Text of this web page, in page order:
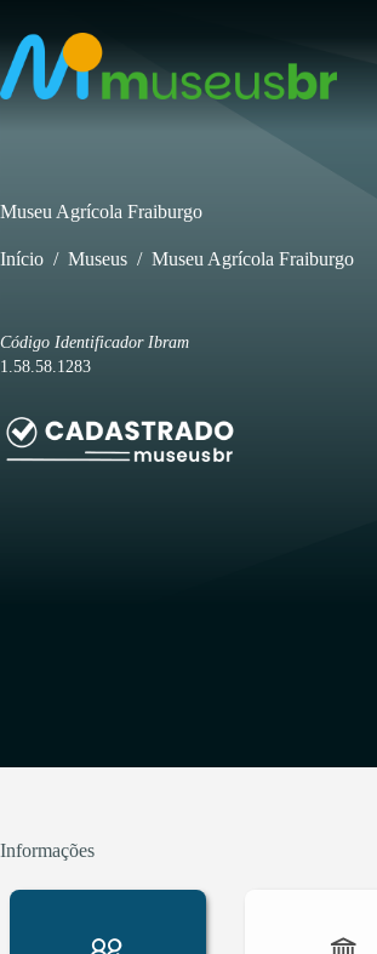
para
conteúdo
Museu Agrícola Fraiburgo
Início / Museus / Museu Agrícola Fraiburgo
Código Identificador Ibram
1.58.58.1283
Informações